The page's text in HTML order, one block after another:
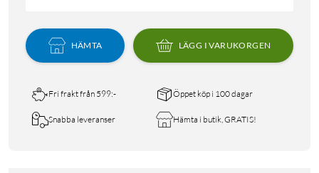
HÄMTA LÄGG I VARUKORGEN
Fri frakt från 599:- Öppet köp i 100 dagar
Snabba leveranser Hämta i butik, GRATIS!